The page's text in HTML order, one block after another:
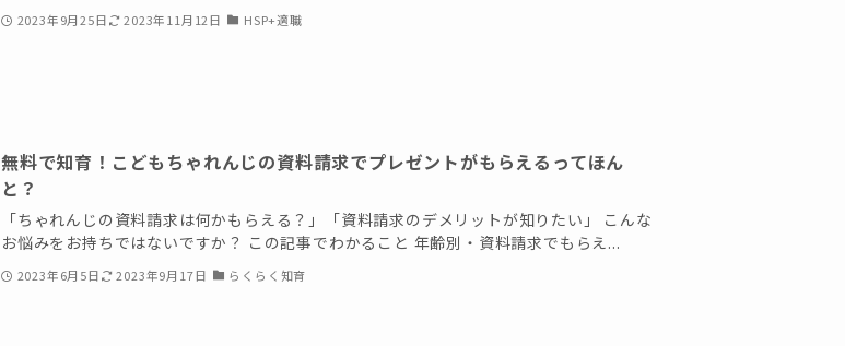
2023年9月25日 2023年11月12日 HSP+適職
無料で知育！こどもちゃれんじの資料請求でプレゼントがもらえるってほん
と？
「ちゃれんじの資料請求は何かもらえる？」「資料請求のデメリットが知りたい」 こんな
お悩みをお持ちではないですか？ この記事でわかること 年齢別・資料請求でもらえ...
2023年6月5日 2023年9月17日 らくらく知育